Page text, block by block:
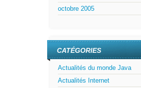
octobre 2005
CATÉGORIES
Actualités du monde Java
Actualités Internet